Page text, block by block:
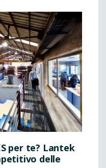
per te? Lantek
delle